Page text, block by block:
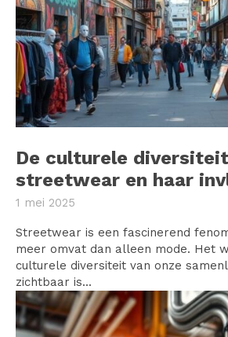
De culturele
streetwear en haar
1 mei 2025
Streetwear is een fascinerend
meer omvat dan alleen mode. Het
culturele diversiteit van onze
zichtbaar is...